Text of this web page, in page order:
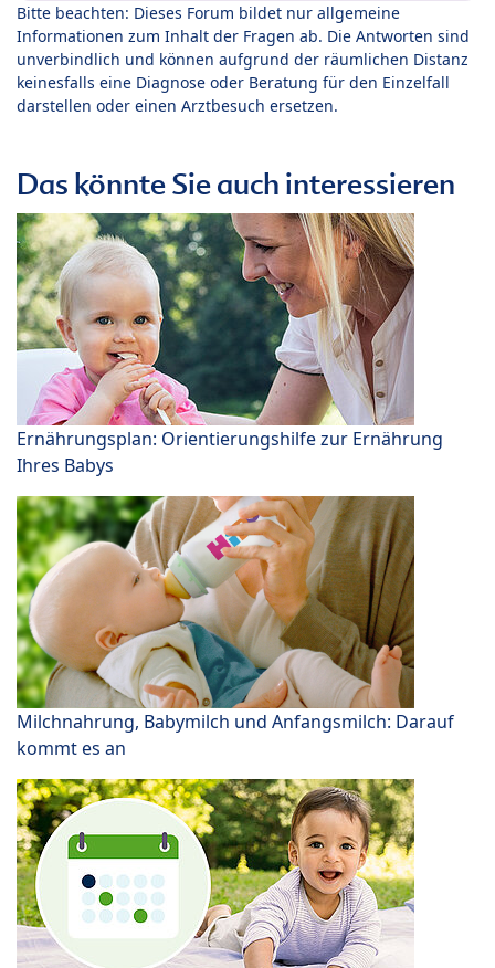
Bitte beachten: Dieses Forum bildet nur allgemeine
Informationen zum Inhalt der Fragen ab. Die Antworten sind
unverbindlich und können aufgrund der räumlichen Distanz
keinesfalls eine Diagnose oder Beratung für den Einzelfall
darstellen oder einen Arztbesuch ersetzen.
Das könnte Sie auch interessieren
Ernährungsplan: Orientierungshilfe zur Ernährung
Ihres Babys
Milchnahrung, Babymilch und Anfangsmilch: Darauf
kommt es an